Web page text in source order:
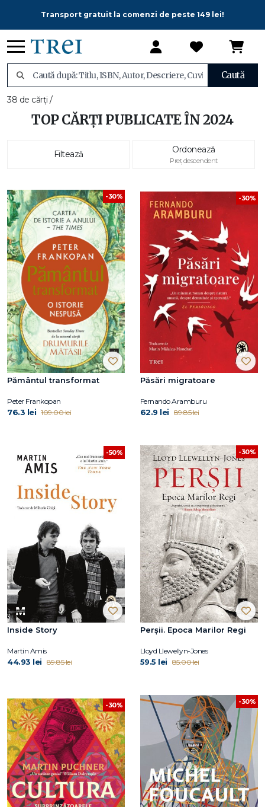
Transport gratuit la comenzi de peste 149 lei!
Caută
38 de cărți /
TOP CĂRȚI PUBLICATE ÎN 2024
Filtează Ordonează
Preț descendent
-30%
Pământul transformat
Peter Frankopan
76.3 lei 109.00 lei
-30%
Păsări migratoare
Fernando Aramburu
62.9 lei 89.85 lei
-50%
Inside Story
Martin Amis
44.93 lei 89.85 lei
-30%
Perșii. Epoca Marilor Regi
Lloyd Llewellyn-Jones
59.5 lei 85.00 lei
-30% -30%